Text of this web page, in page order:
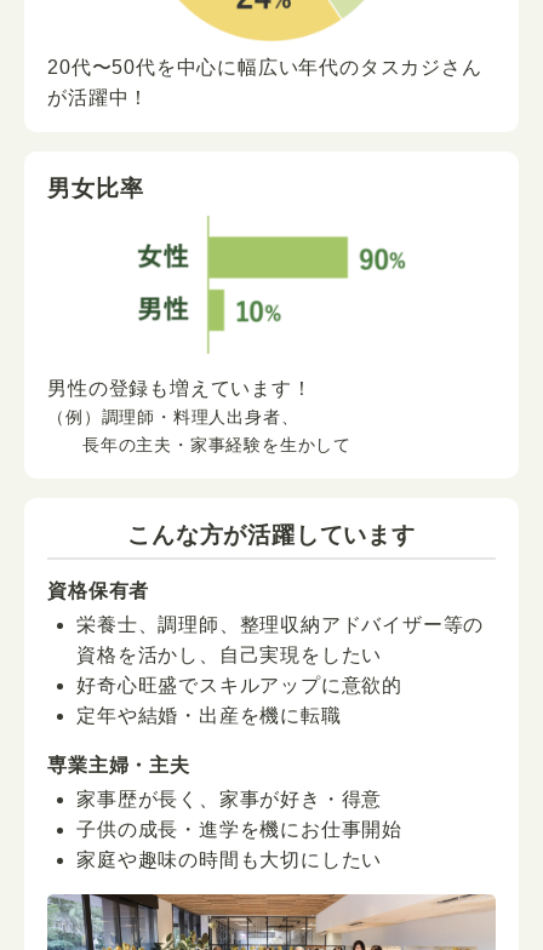
20代〜50代を中心に幅広い年代のタスカジさん
が活躍中！
男女比率
男性の登録も増えています！
（例）調理師・料理人出身者、
長年の主夫・家事経験を生かして
こんな方が活躍しています
資格保有者
栄養士、調理師、整理収納アドバイザー等の
資格を活かし、自己実現をしたい
好奇心旺盛でスキルアップに意欲的
定年や結婚・出産を機に転職
専業主婦・主夫
家事歴が長く、家事が好き・得意
子供の成長・進学を機にお仕事開始
家庭や趣味の時間も大切にしたい